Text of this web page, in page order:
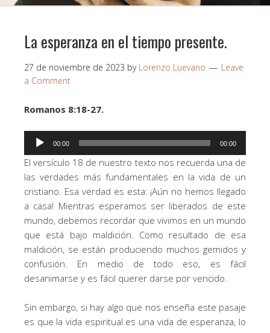
La esperanza en el tiempo presente.
27 de noviembre de 2023 by Lorenzo Luevano
Leave
a Comment
Romanos 8:18-27.
Reproductor
audio
00:00 00:00
El versículo 18 de nuestro texto nos recuerda una de
las verdades más fundamentales en la vida de un
cristiano. Esa verdad es esta: ¡Aún no hemos llegado
a casa! Mientras esperamos ser liberados de este
mundo, debemos recordar que vivimos en un mundo
que está bajo maldición. Como resultado de esa
maldición, se están produciendo muchos gemidos y
confusión. En medio de todo eso, es fácil
desanimarse y es fácil querer darse por vencido.
Sin embargo, si hay algo que nos enseña este pasaje
es que la vida espiritual es una vida de esperanza, lo